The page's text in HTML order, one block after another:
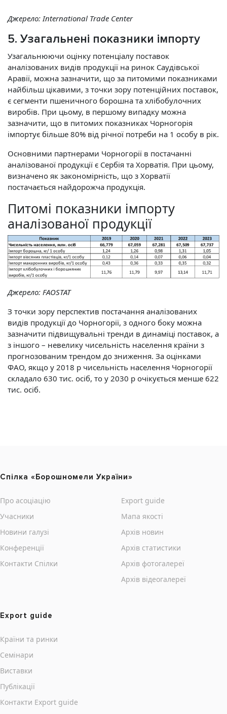
Джерело: International Trade Center
5. Узагальнені показники імпорту
Узагальнюючи оцінку потенціалу поставок
аналізованих видів продукції на ринок Саудівської
Аравії, можна зазначити, що за питомими показниками
найбільш цікавими, з точки зору потенційних поставок,
є сегменти пшеничного борошна та хлібобулочних
виробів. При цьому, в першому випадку можна
зазначити, що в питомих показниках Чорногорія
імпортує більше 80% від річної потреби на 1 особу в рік.
Основними партнерами Чорногорії в постачанні
аналізованої продукції є Сербія та Хорватія. При цьому,
визначено як закономірність, що з Хорватії
постачається найдорожча продукція.
Питомі показники імпорту
аналізованої продукції
Джерело: FAOSTAT
З точки зору перспектив постачання аналізованих
видів продукції до Чорногорії, з одного боку можна
зазначити підвищувальні тренди в динаміці поставок, а
з іншого – невелику чисельність населення країни з
прогнозованим трендом до зниження. За оцінками
ФАО, якщо у 2018 р чисельність населення Чорногорії
складало 630 тис. осіб, то у 2030 р очікується менше 622
тис. осіб.
Cпілка «Борошномели України»
Про асоціацію
Учасники
Новини галузі
Конференції
Контакти Cпілки
Export guide
Мапа якості
Архів новин
Архів статистики
Архів фотогалереї
Архів відеогалереї
Export guide
Країни та ринки
Семінари
Виставки
Публікації
Контакти Export guide